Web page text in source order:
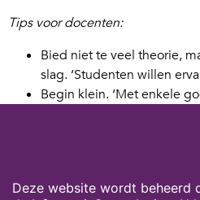
Tips voor docenten:
Bied niet te veel theorie,
slag. ‘Studenten willen
Begin klein. ‘Met enkele
Benader bedrijven. ‘Die
Deze website wordt beheerd